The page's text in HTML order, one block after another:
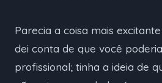
Parecia a coisa mais
dei conta de que você
profissional; tinha a ideia de